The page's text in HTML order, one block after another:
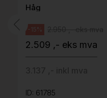
Håg
-15%
2.509 ,- eks mva
ID: 61785